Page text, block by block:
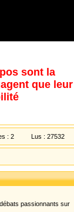
sont la
que leur
: 2 Lus : 27532
passionnants sur